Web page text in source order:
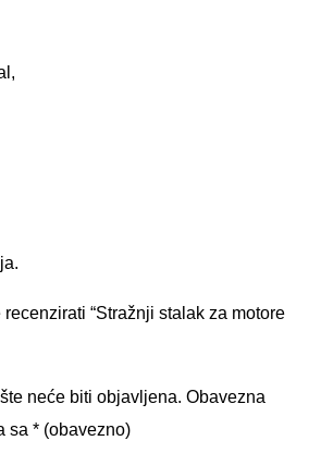
“Stražnji stalak za motore
neće biti objavljena. Obavezna
sa * (obavezno)